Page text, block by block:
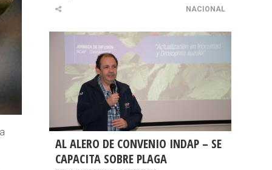
NACIONAL
AL ALERO DE CONVENIO INDAP – SE
CAPACITA SOBRE PLAGA